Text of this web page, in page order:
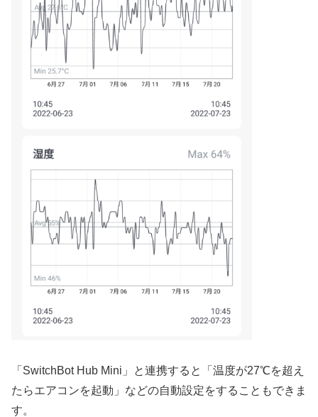
「SwitchBot Hub Mini」と連携すると「温度が27℃を超え
たらエアコンを起動」などの自動設定をすることもできま
す。